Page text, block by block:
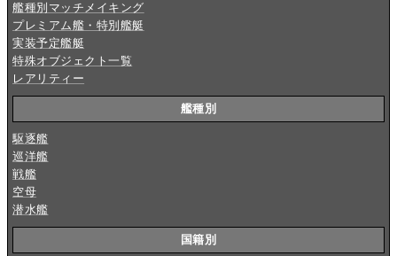
艦種別マッチメイキング
プレミアム艦・特別艦艇
実装予定艦艇
特殊オブジェクト一覧
レアリティー
艦種別
駆逐艦
巡洋艦
戦艦
空母
潜水艦
国籍別